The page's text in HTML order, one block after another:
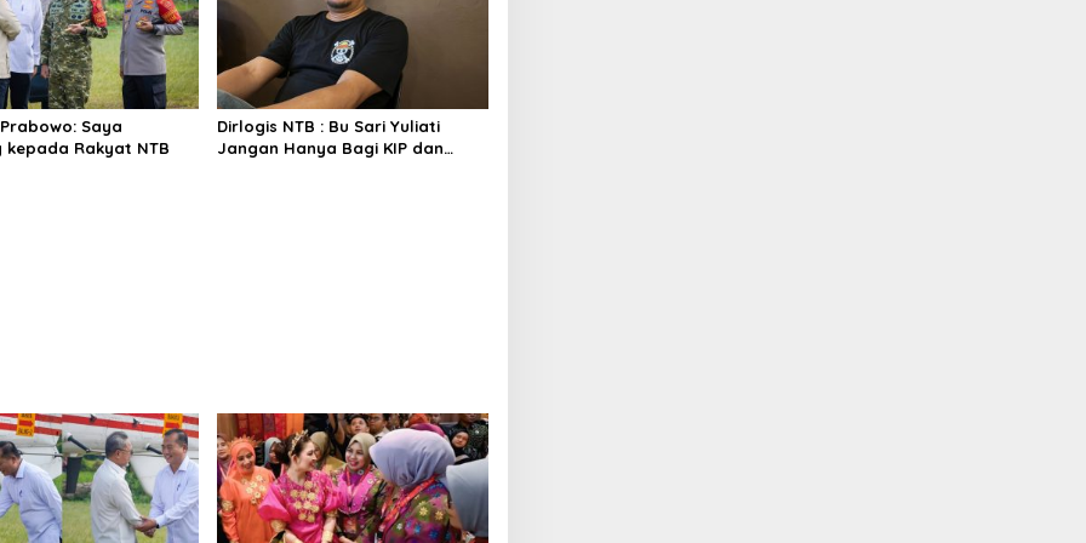
Saya
kepada Rakyat NTB
Dirlogis NTB : Bu Sari Yuliati
Jangan Hanya Bagi KIP dan